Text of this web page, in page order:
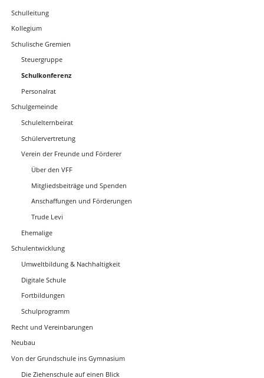
Schulleitung
Kollegium
Schulische Gremien
Steuergruppe
Schulkonferenz
Personalrat
Schulgemeinde
Schulelternbeirat
Schülervertretung
Verein der Freunde und Förderer
Über den VFF
Mitgliedsbeiträge und Spenden
Anschaffungen und Förderungen
Trude Levi
Ehemalige
Schulentwicklung
Umweltbildung & Nachhaltigkeit
Digitale Schule
Fortbildungen
Schulprogramm
Recht und Vereinbarungen
Neubau
Von der Grundschule ins Gymnasium
Die Ziehenschule auf einen Blick